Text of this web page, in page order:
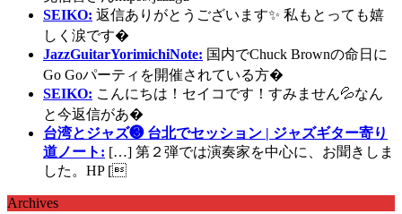
SEIKO: 返信ありがとうございます✨ 私もとっても嬉
しく涙です�
JazzGuitarYorimichiNote: 国内でChuck Brownの命日に
Go Goパーティを開催されている方�
SEIKO: こんにちは！セイコです！すみません💦なん
と今返信があ�
台湾とジャズ❸ 台北でセッション | ジャズギター寄り
道ノート: […] 第２弾では演奏家を中心に、お聞きしま
した。HP [
Archives